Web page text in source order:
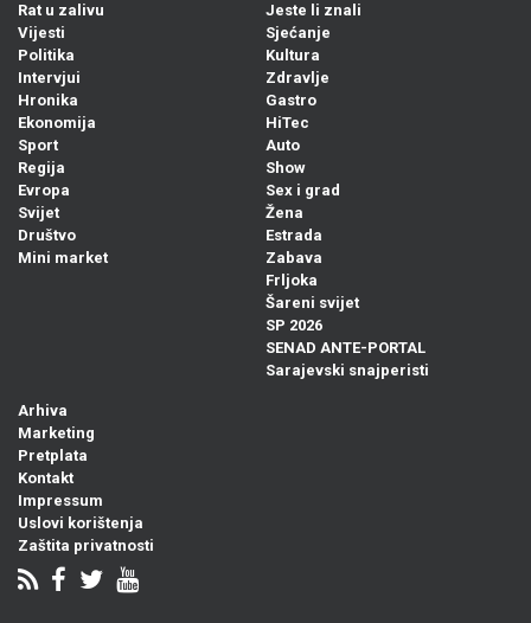
Rat u zalivu
Vijesti
Politika
Intervjui
Hronika
Ekonomija
Sport
Regija
Evropa
Svijet
Društvo
Mini market
Jeste li znali
Sjećanje
Kultura
Zdravlje
Gastro
HiTec
Auto
Show
Sex i grad
Žena
Estrada
Zabava
Frljoka
Šareni svijet
SP 2026
SENAD ANTE-PORTAL
Sarajevski snajperisti
Arhiva
Marketing
Pretplata
Kontakt
Impressum
Uslovi korištenja
Zaštita privatnosti